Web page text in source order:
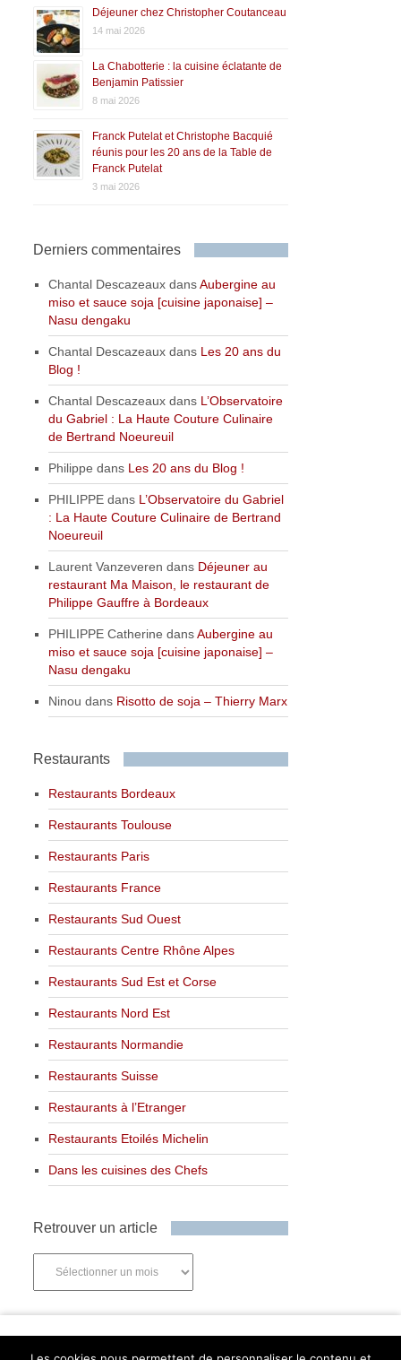
Déjeuner chez Christopher Coutanceau
14 mai 2026
La Chabotterie : la cuisine éclatante de
Benjamin Patissier
8 mai 2026
Franck Putelat et Christophe Bacquié
réunis pour les 20 ans de la Table de
Franck Putelat
3 mai 2026
Derniers commentaires
Chantal Descazeaux dansAubergine au
miso et sauce soja [cuisine japonaise] –
Nasu dengaku
Chantal Descazeaux dans Les 20 ans du
Blog !
Chantal Descazeaux dans L’Observatoire
du Gabriel : La Haute Couture Culinaire
de Bertrand Noeureuil
Philippe dans Les 20 ans du Blog !
PHILIPPE dans L’Observatoire du Gabriel
: La Haute Couture Culinaire de Bertrand
Noeureuil
Laurent Vanzeveren dans Déjeuner au
restaurant Ma Maison, le restaurant de
Philippe Gauffre à Bordeaux
PHILIPPE Catherine dansAubergine au
miso et sauce soja [cuisine japonaise] –
Nasu dengaku
Ninou dans Risotto de soja – Thierry Marx
Restaurants
Restaurants Bordeaux
Restaurants Toulouse
Restaurants Paris
Restaurants France
Restaurants Sud Ouest
Restaurants Centre Rhône Alpes
Restaurants Sud Est et Corse
Restaurants Nord Est
Restaurants Normandie
Restaurants Suisse
Restaurants à l’Etranger
Restaurants Etoilés Michelin
Dans les cuisines des Chefs
Retrouver un article